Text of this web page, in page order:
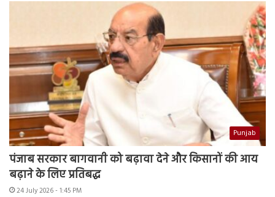
Punjab
पंजाब सरकार बागवानी को बढ़ावा देने और किसानों की आय
बढ़ाने के लिए प्रतिबद्ध
24 July 2026 - 1:45 PM